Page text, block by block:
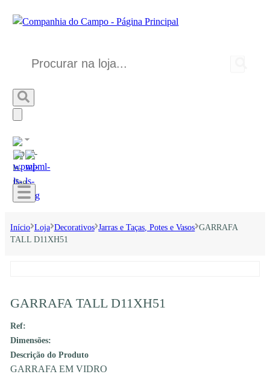
Início Loja Decorativos Jarras e Taças, Potes e Vasos GARRAFA
TALL D11XH51
GARRAFA TALL D11XH51
Ref:
Dimensões:
Descrição do Produto
GARRAFA EM VIDRO